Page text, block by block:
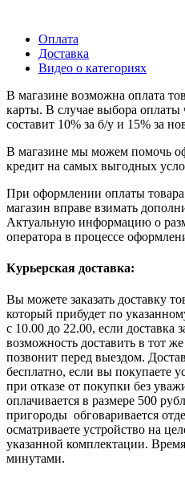
Оплата
Доставка
Видео о категориях
В магазине возможна оплата
карты. В случае выбора оплаты
составит 10% за б/у и 15% за
В магазине мы можем помочь
кредит на самых выгодных
При оформлении оплаты
магазин вправе взимать
Актуальную информацию о
оператора в процессе
Курьерская доставка:
Вы можете заказать доставку
который прибудет по
с 10.00 до 22.00, если доставка
возможность доставить в тот
позвонит перед выездом.
бесплатно, если вы покупаете
при отказе от покупки без
оплачивается в размере 500
пригороды обговаривается
осматриваете устройство на
указанной комплектации.
минутами.